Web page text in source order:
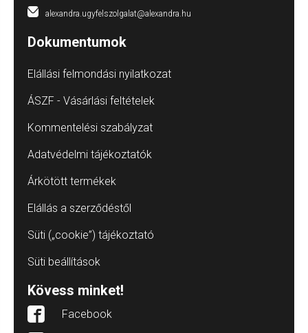
alexandra.ugyfelszolgalat@alexandra.hu
Dokumentumok
Elállási felmondási nyilatkozat
ÁSZF - Vásárlási feltételek
Kommentelési szabályzat
Adatvédelmi tájékoztatók
Árkötött termékek
Elállás a szerződéstől
Süti („cookie”) tájékoztató
Süti beállítások
Kövess minket!
Facebook